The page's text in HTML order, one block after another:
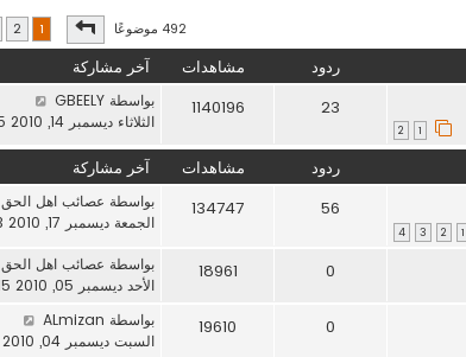
492 موضوعًا صفحة1 من10
1
2
ردود مشاهدات آخر مشاركة
1
2
23
1140196 بواسطة GBEELY
الثلاثاء ديسمبر 14, 2010 6:45 pm
ردود مشاهدات آخر مشاركة
1
2
3
4
56
134747 بواسطة عصائب اهل الحق
الجمعة ديسمبر 17, 2010 3:13 am
0
18961 بواسطة عصائب اهل الحق
الأحد ديسمبر 05, 2010 1:15 pm
0
19610 بواسطة ALmizan
السبت ديسمبر 04, 2010 12:12 pm